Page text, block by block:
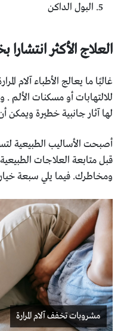
البول الداكن
العلاج الأكثر
غالبًا ما يعالج الأطباء آلام
للالتهابات أو مسكنات
لها آثار جانبية خطيرة ويمكن
أصبحت الأساليب الطبيعية
قبل متابعة العلاجات
ومخاطرك. فيما يلي سبعة
مشروبات تخفف آلام المرارة